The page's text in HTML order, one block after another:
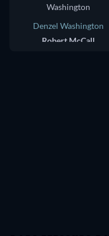
Denzel Washington
Robert McCall